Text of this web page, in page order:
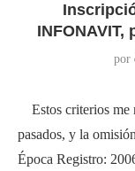
por
Estos criterios me
pasados, y la
Época Registro: